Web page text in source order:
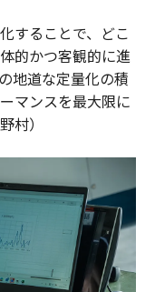
することで、どこ
的かつ客観的に進
地道な定量化の積
マンスを最大限に
村）